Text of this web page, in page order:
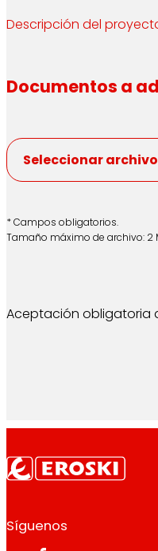
Descripción del
Documentos a
Seleccionar archivo
* Campos obligatorios.
Tamaño máximo de archivo: 2
Aceptación obligatoria
Síguenos